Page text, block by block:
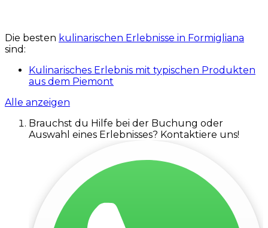
Die besten kulinarischen Erlebnisse in Formigliana
sind:
Kulinarisches Erlebnis mit typischen Produkten
aus dem Piemont
Alle anzeigen
Brauchst du Hilfe bei der Buchung oder
Auswahl eines Erlebnisses? Kontaktiere uns!